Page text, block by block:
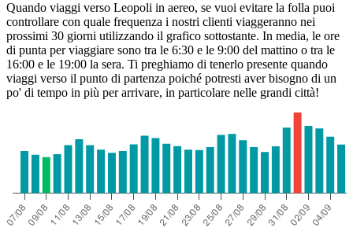
Quando viaggi verso Leopoli in aereo, se vuoi evitare la folla puoi
controllare con quale frequenza i nostri clienti viaggeranno nei
prossimi 30 giorni utilizzando il grafico sottostante. In media, le ore
di punta per viaggiare sono tra le 6:30 e le 9:00 del mattino o tra le
16:00 e le 19:00 la sera. Ti preghiamo di tenerlo presente quando
viaggi verso il punto di partenza poiché potresti aver bisogno di un
po' di tempo in più per arrivare, in particolare nelle grandi città!